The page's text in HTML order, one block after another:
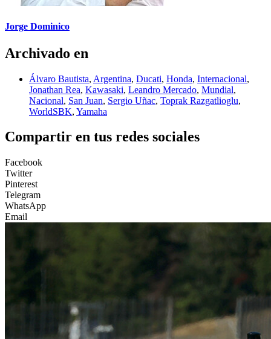
Jorge Dominico
Archivado en
Álvaro Bautista, Argentina, Ducati, Honda, Internacional,
Jonathan Rea, Kawasaki, Leandro Mercado, Mundial,
Nacional, San Juan, Sergio Uñac, Toprak Razgatlioglu,
WorldSBK, Yamaha
Compartir en tus redes sociales
Facebook
Twitter
Pinterest
Telegram
WhatsApp
Email